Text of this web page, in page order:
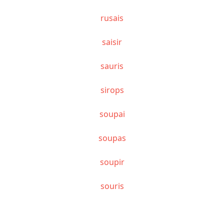
rusais
saisir
sauris
sirops
soupai
soupas
soupir
souris